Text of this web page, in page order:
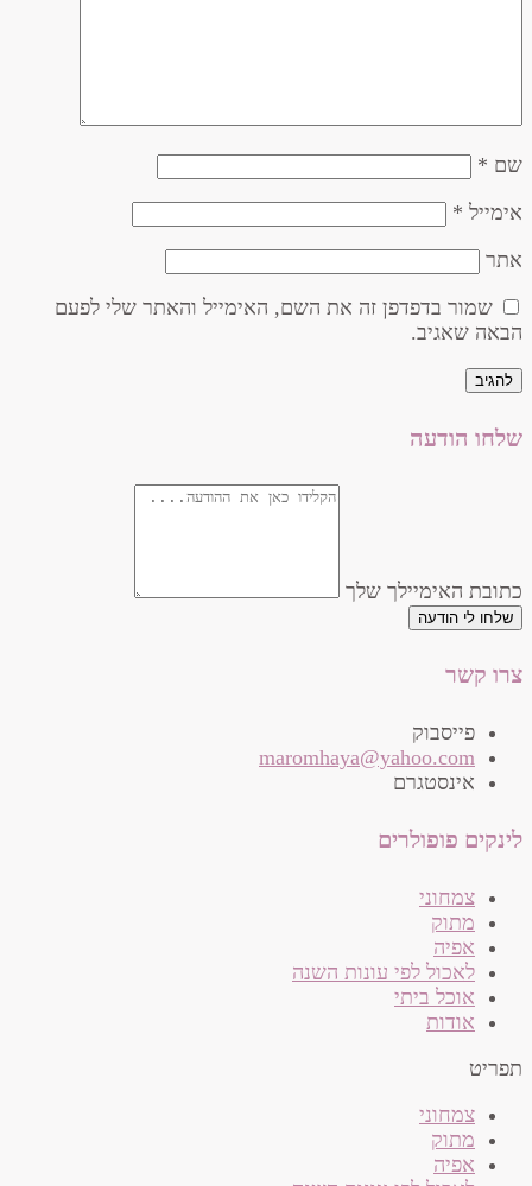
שם *
אימייל *
אתר
שמור בדפדפן זה את השם, האימייל והאתר שלי לפעם
הבאה שאגיב.
שלחו הודעה
כתובת האימיילך שלך
שלחו לי הודעה
צרו קשר
פייסבוק
‫maromhaya@yahoo.com
אינסטגרם
לינקים פופולרים
צמחוני
מתוק
אפיה
לאכול לפי עונות השנה
אוכל ביתי
אודות
תפריט
צמחוני
מתוק
אפיה